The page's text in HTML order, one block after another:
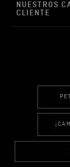
NUESTROS
CLIENTE